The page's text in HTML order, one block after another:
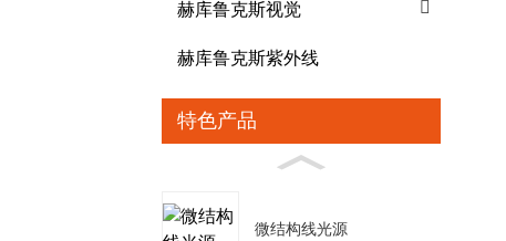
赫库鲁克斯视觉
赫库鲁克斯紫外线
特色产品
微结构线光源